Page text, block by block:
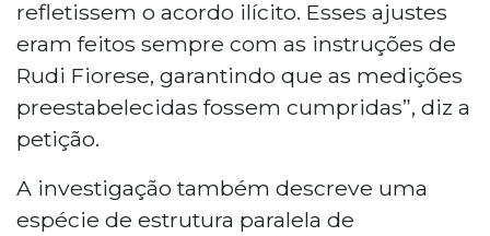
refletissem o acordo ilícito. Esses ajustes
eram feitos sempre com as instruções de
Rudi Fiorese, garantindo que as medições
preestabelecidas fossem cumpridas”, diz a
petição.
A investigação também descreve uma
espécie de estrutura paralela de